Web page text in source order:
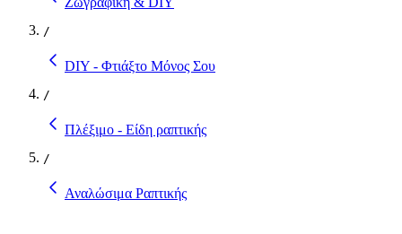
/
DIY - Φτιάξτο Μόνος Σου
/
Πλέξιμο - Είδη ραπτικής
/
Αναλώσιμα Ραπτικής